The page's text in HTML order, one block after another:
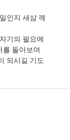
인지 새삼 깨
기의 필요에
를 돌아보며
되시길 기도